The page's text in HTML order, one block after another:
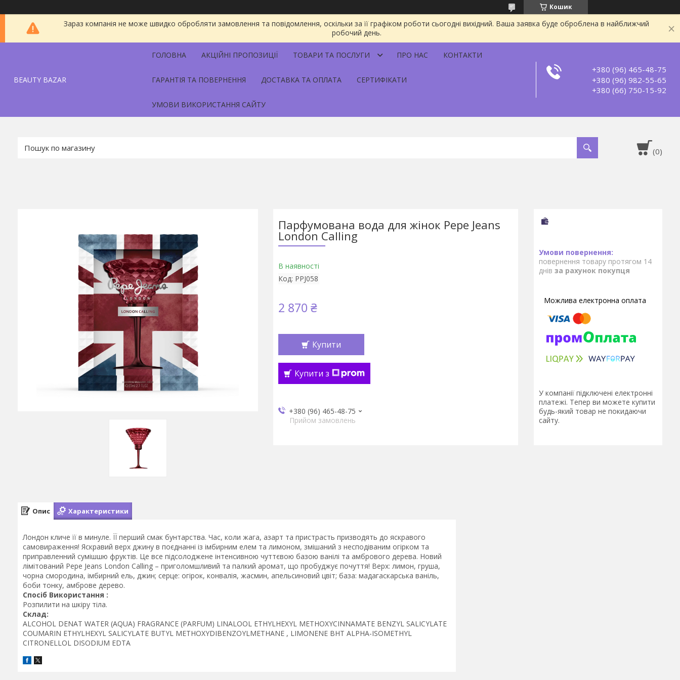
Кошик
Зараз компанія не може швидко обробляти замовлення та повідомлення, оскільки за її графіком роботи сьогодні вихідний. Ваша заявка буде оброблена в найближчий
робочий день.
BEAUTY BAZAR
ГОЛОВНА АКЦІЙНІ ПРОПОЗИЦІЇ ТОВАРИ ТА ПОСЛУГИ ПРО НАС КОНТАКТИ
ГАРАНТІЯ ТА ПОВЕРНЕННЯ ДОСТАВКА ТА ОПЛАТА СЕРТИФІКАТИ
УМОВИ ВИКОРИСТАННЯ САЙТУ
+380 (96) 465-48-75
+380 (96) 982-55-65
+380 (66) 750-15-92
Парфумована вода для жінок Pepe Jeans
London Calling
В наявності
Код: PPJ058
2 870 ₴
Купити
Купити з
+380 (96) 465-48-75
Прийом замовлень
повернення товару протягом 14
днів за рахунок покупця
У компанії підключені електронні
платежі. Тепер ви можете купити
будь-який товар не покидаючи
сайту.
Опис Характеристики
Лондон кличе її в минуле. ЇЇ перший смак бунтарства. Час, коли жага, азарт та пристрасть призводять до яскравого
самовираження! Яскравий верх джину в поєднанні із імбирним елем та лимоном, змішаний з несподіваним огірком та
приправленний сумішшю фруктів. Це все підсолоджене інтенсивною чуттєвою базою ванілі та амбрового дерева. Новий
лімітований Pepe Jeans London Calling – приголомшливий та палкий аромат, що пробуджує почуття! Верх: лимон, груша,
чорна смородина, імбирний ель, джин; серце: огірок, конвалія, жасмин, апельсиновий цвіт; база: мадагаскарська ваніль,
боби тонку, амброве дерево.
Спосіб Використання :
Розпилити на шкіру тіла.
Склад:
ALCOHOL DENAT WATER (AQUA) FRAGRANCE (PARFUM) LINALOOL ETHYLHEXYL METHOXYCINNAMATE BENZYL SALICYLATE
COUMARIN ETHYLHEXYL SALICYLATE BUTYL METHOXYDIBENZOYLMETHANE , LIMONENE BHT ALPHA-ISOMETHYL
CITRONELLOL DISODIUM EDTA